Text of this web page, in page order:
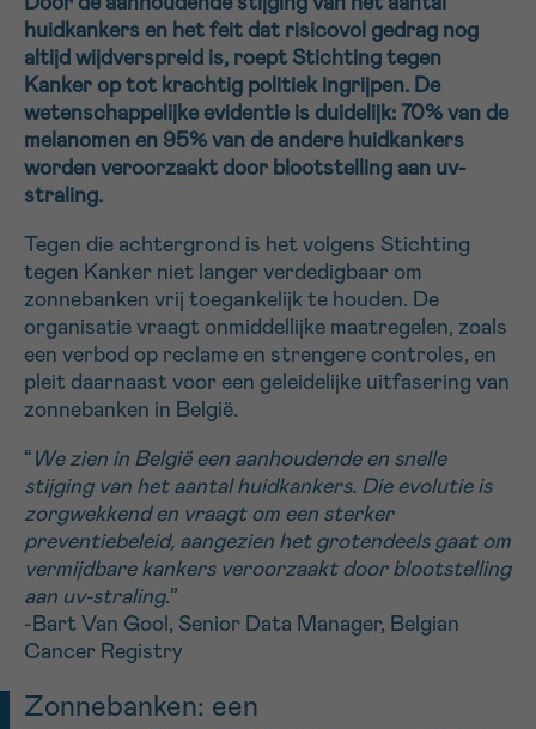
huidkankers en het feit dat risicovol gedrag nog
altijd wijdverspreid is, roept Stichting tegen
Kanker op tot krachtig politiek ingrijpen. De
wetenschappelijke evidentie is duidelijk: 70% van de
melanomen en 95% van de andere huidkankers
worden veroorzaakt door blootstelling aan uv-
straling.
Tegen die achtergrond is het volgens Stichting
tegen Kanker niet langer verdedigbaar om
zonnebanken vrij toegankelijk te houden. De
organisatie vraagt onmiddellijke maatregelen, zoals
een verbod op reclame en strengere controles, en
pleit daarnaast voor een geleidelijke uitfasering van
zonnebanken in België.
“ We zien in België een aanhoudende en snelle
stijging van het aantal huidkankers. Die evolutie is
zorgwekkend en vraagt om een sterker
preventiebeleid, aangezien het grotendeels gaat om
vermijdbare kankers veroorzaakt door blootstelling
aan uv-straling.”
-Bart Van Gool, Senior Data Manager, Belgian
Cancer Registry
Zonnebanken: een
VOORNAAM
EMAIL
MIJN VRAAG
Ja, stuur mij de nieuwsbrief
Ik aanvaard degebruiksvoorwaarden
*VERPLICHT VELD
Sturen
16h-18h
Verder